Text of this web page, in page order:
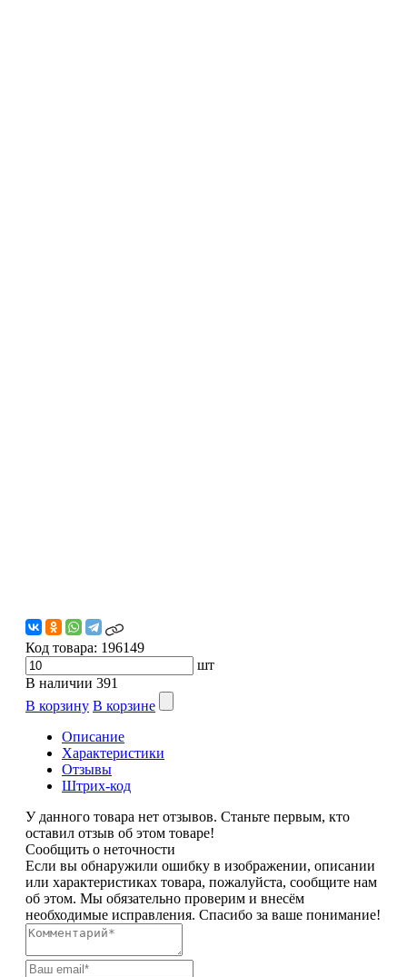
Код товара: 196149
шт
В наличии 391
В корзину В корзине
Описание
Характеристики
Отзывы
Штрих-код
У данного товара нет отзывов. Станьте первым, кто
оставил отзыв об этом товаре!
Сообщить о неточности
Если вы обнаружили ошибку в изображении, описании
или характеристиках товара, пожалуйста, сообщите нам
об этом. Мы обязательно проверим и внесём
необходимые исправления. Спасибо за ваше понимание!